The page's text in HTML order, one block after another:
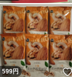
599円